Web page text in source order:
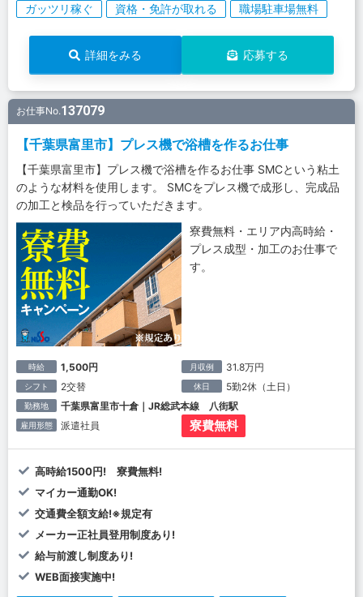
ガッツリ稼ぐ
資格・免許が取れる 職場駐車場無料
詳細をみる 応募する
お仕事No.137079
【千葉県富里市】プレス機で浴槽を作るお仕事
【千葉県富里市】プレス機で浴槽を作るお仕事 SMCという粘土
のような材料を使用します。 SMCをプレス機で成形し、完成品
の加工と検品を行っていただきます。
寮費無料・エリア内高時給・
プレス成型・加工のお仕事で
す。
時給 1,500円 月収例 31.8万円
シフト 2交替 休日 5勤2休（土日）
勤務地 千葉県富里市十倉｜JR総武本線 八街駅
雇用形態 派遣社員 寮費無料
高時給1500円! 寮費無料!
マイカー通勤OK!
交通費全額支給!※規定有
メーカー正社員登用制度あり!
給与前渡し制度あり!
WEB面接実施中!